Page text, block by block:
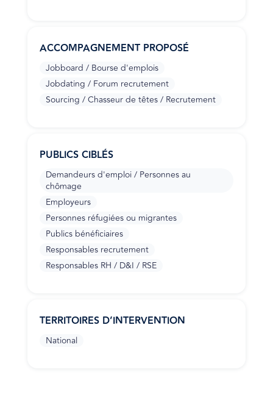
ACCOMPAGNEMENT PROPOSÉ
Jobboard / Bourse d'emplois
Jobdating / Forum recrutement
Sourcing / Chasseur de têtes / Recrutement
PUBLICS CIBLÉS
Demandeurs d'emploi / Personnes au
chômage
Employeurs
Personnes réfugiées ou migrantes
Publics bénéficiaires
Responsables recrutement
Responsables RH / D&I / RSE
TERRITOIRES D’INTERVENTION
National